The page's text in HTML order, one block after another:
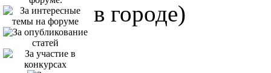
в городе)